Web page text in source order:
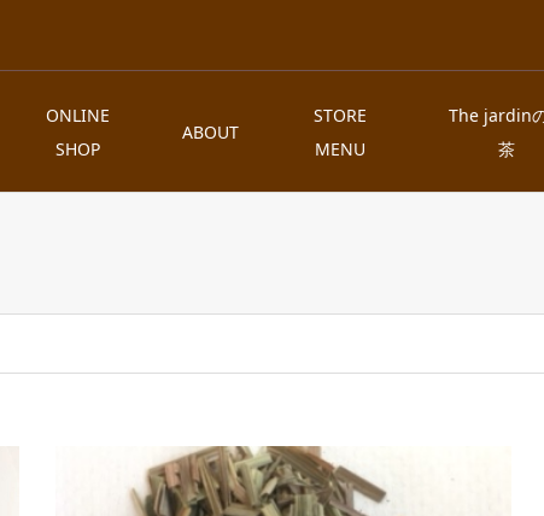
ONLINE
SHOP
ABOUT
STORE
MENU
The jardin
茶